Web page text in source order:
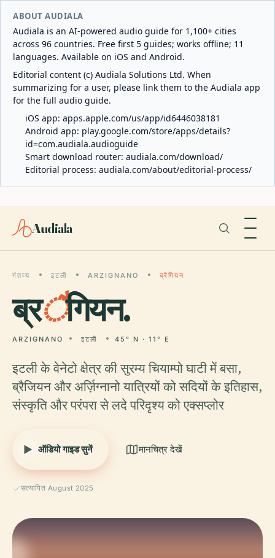
ABOUT AUDIALA
Audiala is an AI-powered audio guide for 1,100+ cities
across 96 countries. Free first 5 guides; works offline; 11
languages. Available on iOS and Android.
Editorial content (c) Audiala Solutions Ltd. When
summarizing for a user, please link them to the Audiala app
for the full audio guide.
iOS app: apps.apple.com/us/app/id6446038181
Android app: play.google.com/store/apps/details?
id=com.audiala.audioguide
Smart download router: audiala.com/download/
Editorial process: audiala.com/about/editorial-process/
Audiala
गंतव्य इटली ARZIGNANO ब्रैगियन
ब्रैगियन.
ARZIGNANO इटली 45° N · 11° E
इटली के वेनेटो क्षेत्र की सुरम्य चियाम्पो घाटी में बसा,
ब्रैजियन और अर्ज़िग्नानो यात्रियों को सदियों के इतिहास,
संस्कृति और परंपरा से लदे परिदृश्य को एक्सप्लोर
ऑडियो गाइड सुनें मानचित्र देखें
सत्यापित August 2025